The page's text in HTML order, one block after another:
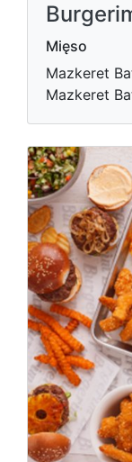
Mięso
Mazkeret
Mazkeret